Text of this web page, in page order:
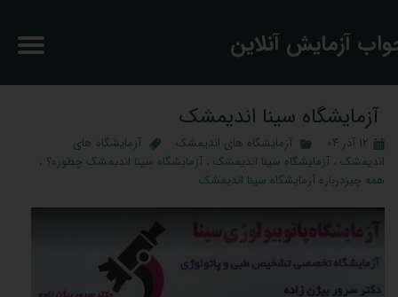
آزمایش آنلاین
آزمایشگاه سینا اندیمشک
۱۲ آذر ۰۴ آزمایشگاه های اندیمشک
آزمایشگاه های
اندیمشک ، آزمایشگاه سینا اندیمشک ، آزمایشگاه سینا اندیمشک چطوره؟ ،
همه چیزدرباره آزمایشگاه سینا اندیمشک